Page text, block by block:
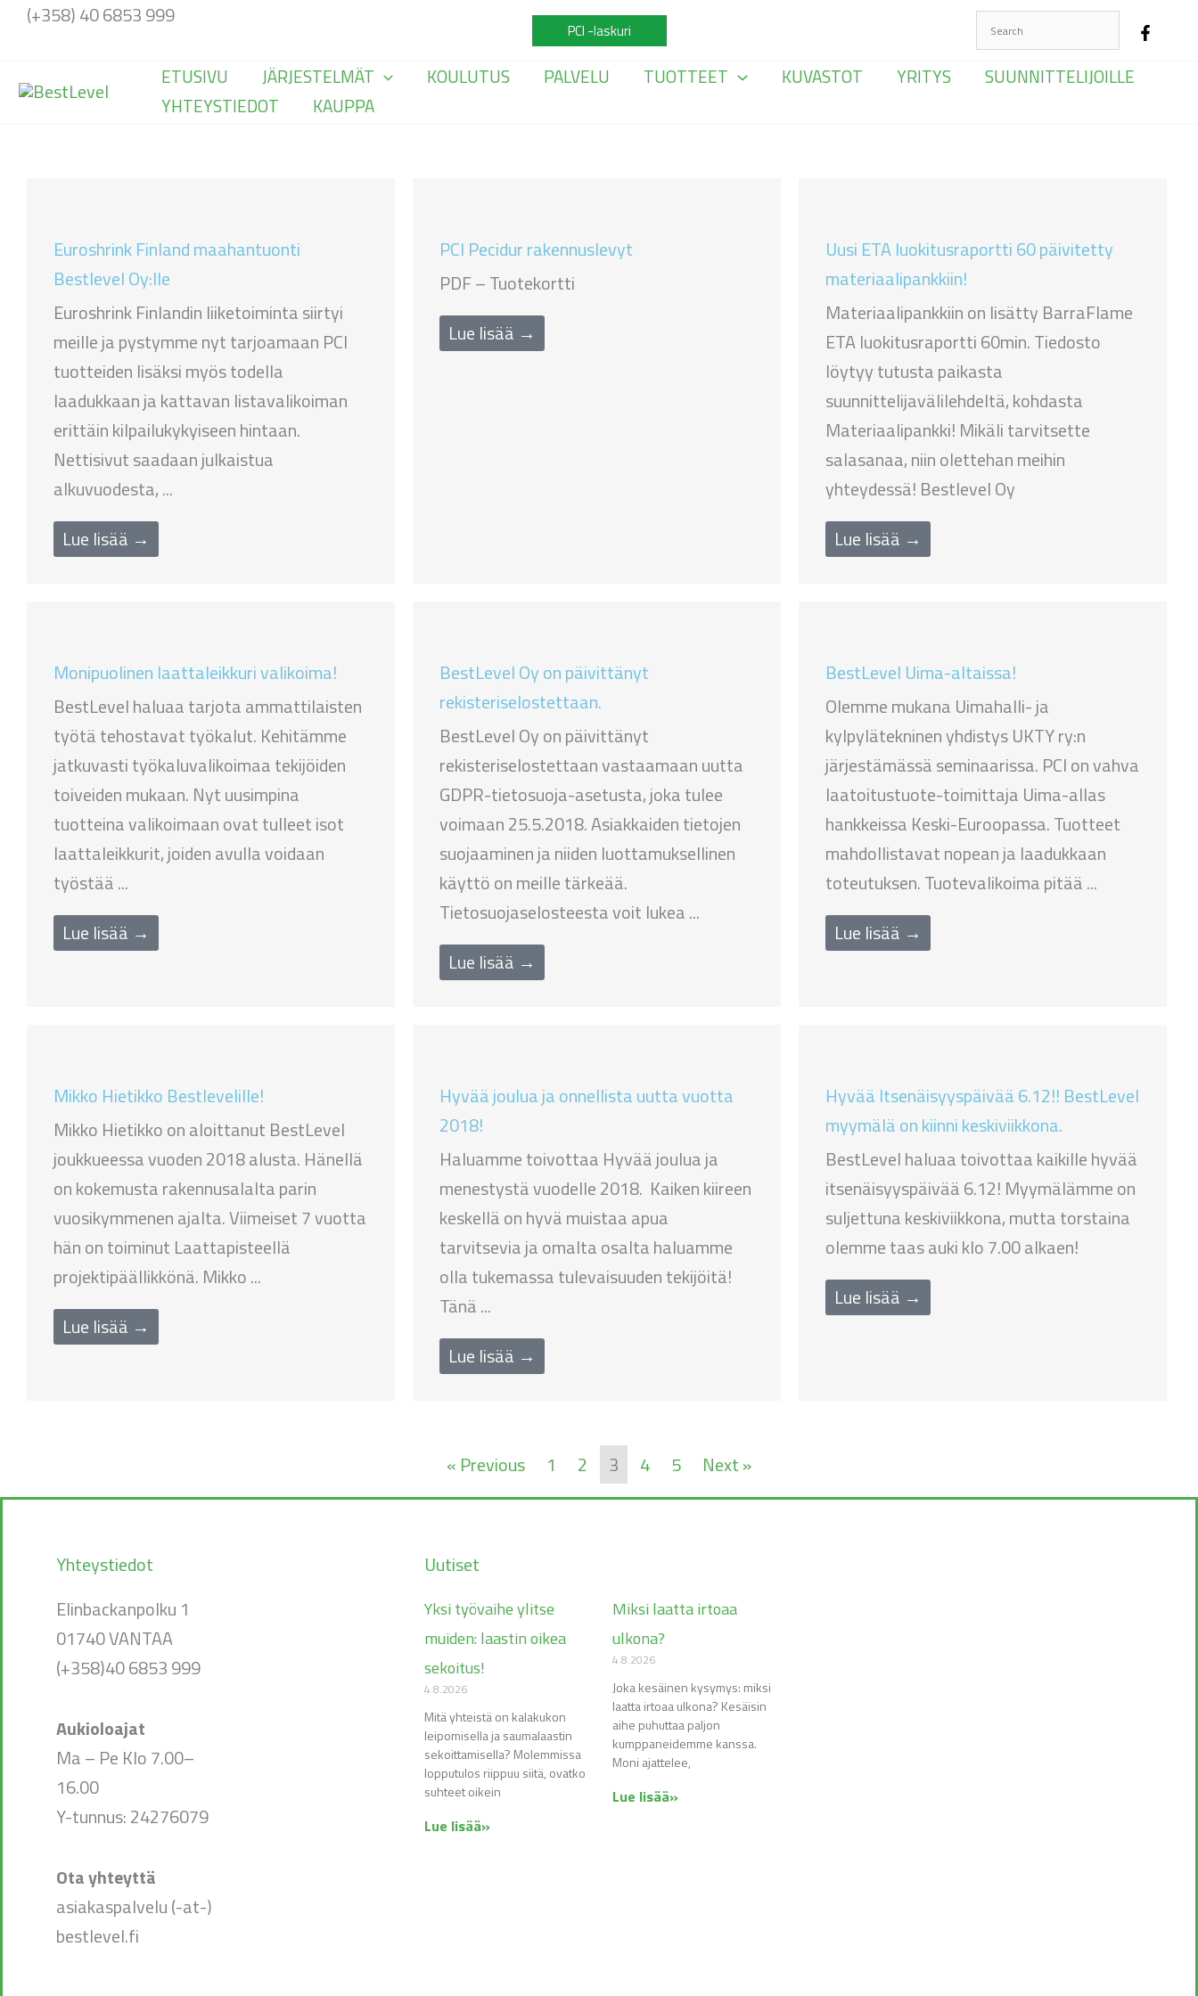
Siirry(+358) 40 6853 999
PCI -laskuri
ETUSIVU JÄRJESTELMÄT KOULUTUS PALVELU TUOTTEET KUVASTOT YRITYS
SUUNNITTELIJOILLE
YHTEYSTIEDOT
KAUPPA
Euroshrink Finland maahantuonti
Bestlevel Oy:lle
Euroshrink Finlandin liiketoiminta siirtyi
meille ja pystymme nyt tarjoamaan PCI
tuotteiden lisäksi myös todella
laadukkaan ja kattavan listavalikoiman
erittäin kilpailukykyiseen hintaan.
Nettisivut saadaan julkaistua
alkuvuodesta, ...
Lue lisää →
PCI Pecidur rakennuslevyt
PDF – Tuotekortti
Lue lisää →
Uusi ETA luokitusraportti 60 päivitetty
materiaalipankkiin!
Materiaalipankkiin on lisätty BarraFlame
ETA luokitusraportti 60min. Tiedosto
löytyy tutusta paikasta
suunnittelijavälilehdeltä, kohdasta
Materiaalipankki! Mikäli tarvitsette
salasanaa, niin olettehan meihin
yhteydessä! Bestlevel Oy
Lue lisää →
Monipuolinen laattaleikkuri valikoima!
BestLevel haluaa tarjota ammattilaisten
työtä tehostavat työkalut. Kehitämme
jatkuvasti työkaluvalikoimaa tekijöiden
toiveiden mukaan. Nyt uusimpina
tuotteina valikoimaan ovat tulleet isot
laattaleikkurit, joiden avulla voidaan
työstää ...
Lue lisää →
BestLevel Oy on päivittänyt
rekisteriselostettaan.
BestLevel Oy on päivittänyt
rekisteriselostettaan vastaamaan uutta
GDPR-tietosuoja-asetusta, joka tulee
voimaan 25.5.2018. Asiakkaiden tietojen
suojaaminen ja niiden luottamuksellinen
käyttö on meille tärkeää.
Tietosuojaselosteesta voit lukea ...
Lue lisää →
BestLevel Uima-altaissa!
Olemme mukana Uimahalli- ja
kylpylätekninen yhdistys UKTY ry:n
järjestämässä seminaarissa. PCI on vahva
laatoitustuote-toimittaja Uima-allas
hankkeissa Keski-Euroopassa. Tuotteet
mahdollistavat nopean ja laadukkaan
toteutuksen. Tuotevalikoima pitää ...
Lue lisää →
Mikko Hietikko Bestlevelille!
Mikko Hietikko on aloittanut BestLevel
joukkueessa vuoden 2018 alusta. Hänellä
on kokemusta rakennusalalta parin
vuosikymmenen ajalta. Viimeiset 7 vuotta
hän on toiminut Laattapisteellä
projektipäällikkönä. Mikko ...
Lue lisää →
Hyvää joulua ja onnellista uutta vuotta
2018!
Haluamme toivottaa Hyvää joulua ja
menestystä vuodelle 2018. Kaiken kiireen
keskellä on hyvä muistaa apua
tarvitsevia ja omalta osalta haluamme
olla tukemassa tulevaisuuden tekijöitä!
Tänä ...
Lue lisää →
Hyvää Itsenäisyyspäivää 6.12!! BestLevel
myymälä on kiinni keskiviikkona.
BestLevel haluaa toivottaa kaikille hyvää
itsenäisyyspäivää 6.12! Myymälämme on
suljettuna keskiviikkona, mutta torstaina
olemme taas auki klo 7.00 alkaen!
Lue lisää →
« Previous 1 2 3 4 5 Next »
Yhteystiedot
Elinbackanpolku 1
01740 VANTAA
(+358)40 6853 999
Aukioloajat
Ma – Pe Klo 7.00–
16.00
Y-tunnus: 24276079
Ota yhteyttä
asiakaspalvelu (-at-)
bestlevel.fi
Uutiset
Yksi työvaihe ylitse
muiden: laastin oikea
sekoitus!
4.8.2026
Mitä yhteistä on kalakukon
leipomisella ja saumalaastin
sekoittamisella? Molemmissa
lopputulos riippuu siitä, ovatko
suhteet oikein
Lue lisää»
Miksi laatta irtoaa
ulkona?
4.8.2026
Joka kesäinen kysymys: miksi
laatta irtoaa ulkona? Kesäisin
aihe puhuttaa paljon
kumppaneidemme kanssa.
Moni ajattelee,
Lue lisää»